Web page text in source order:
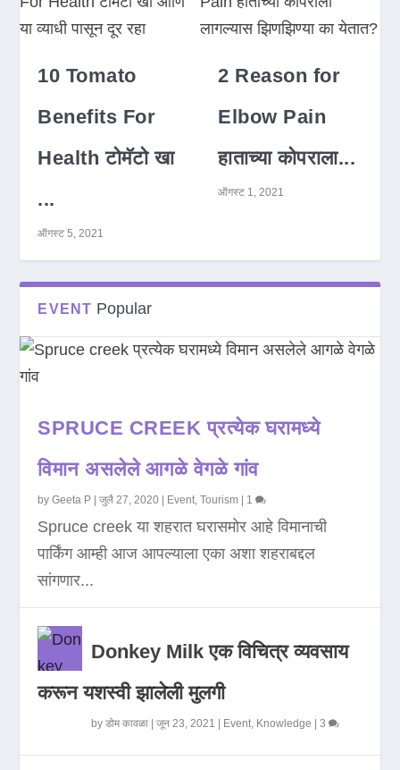
10 Tomato
Benefits For
Health टोमॅटो खा
...
ऑगस्ट 5, 2021
2 Reason for
Elbow Pain
हाताच्या कोपराला...
ऑगस्ट 1, 2021
EVENT Popular
SPRUCE CREEK प्रत्येक घरामध्ये
विमान असलेले आगळे वेगळे गांव
byGeeta P |जुलै 27, 2020 Event,Tourism 1
Spruce creek या शहरात घरासमोर आहे विमानाची
पार्किंग आम्ही आज आपल्याला एका अशा शहराबद्दल
सांगणार...
Donkey Milk एक विचित्र व्यवसाय
करून यशस्वी झालेली मुलगी
byडोम कावळा |जून 23, 2021 Event, Knowledge |3